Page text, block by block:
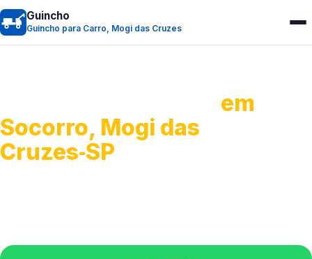
Guincho
Guincho para Carro, Mogi das Cruzes
em
Socorro, Mogi das
Cruzes‑SP